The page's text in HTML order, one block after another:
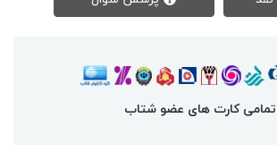
تمامی کارت های عضو شتاب